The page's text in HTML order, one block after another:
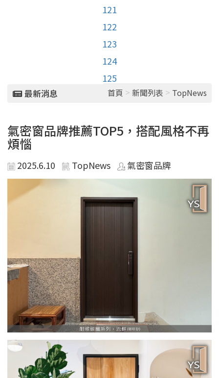
121
122
123
124
125
最新消息 首頁 > 新聞列表 > TopNews
氣密窗品牌推薦TOP5，搭配風格不再
煩惱
2025.6.10 TopNews 氣密窗品牌